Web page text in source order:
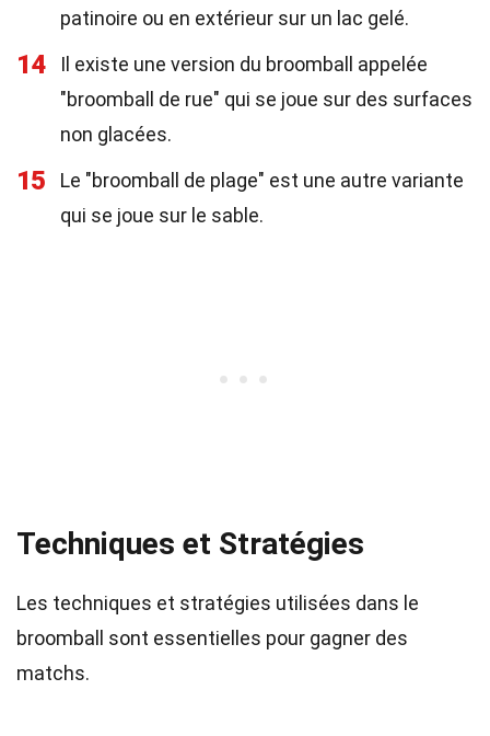
patinoire ou en extérieur sur un lac gelé.
14
Il existe une version du broomball appelée
"broomball de rue" qui se joue sur des surfaces
non glacées.
15
Le "broomball de plage" est une autre variante
qui se joue sur le sable.
Techniques et Stratégies
Les techniques et stratégies utilisées dans le
broomball sont essentielles pour gagner des
matchs.